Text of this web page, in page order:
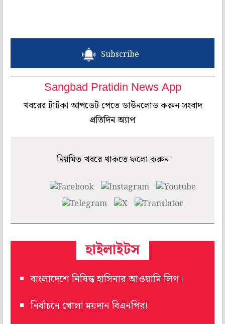
Subscribe
Sangbad Pratidin News App
খবরের টাটকা আপডেট পেতে ডাউনলোড করুন সংবাদ
প্রতিদিন অ্যাপ
নিয়মিত খবরে থাকতে ফলো করুন
হাইলাইটস
বাংলাদেশে নিষিদ্ধ হাসিনার আওয়ামি লিগ।
নির্বাচনে খোলা ময়দান বিএনপির!